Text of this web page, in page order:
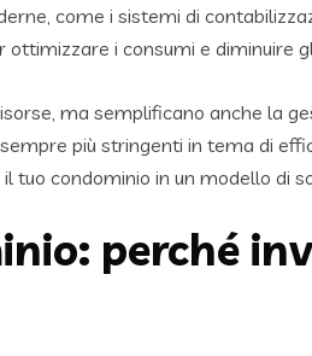
come i sistemi di
i consumi e diminuire
ma semplificano anche la
più stringenti in tema di
tuo condominio in un modello di
perché